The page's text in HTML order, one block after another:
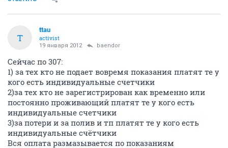
T
ttau
activist
19 января 2012 baendor
Сейчас по 307:
1) за тех кто не подает вовремя показания платят те у
кого есть индивидуальные счетчики
2)за тех кто не зарегистрирован как временно или
постоянно проживающий платят те у кого есть
индивидуальные счетчики
3)за потери и за полив и тп платят те у кого есть
индивидуальные счётчики
Вся оплата размазывается по показаниям